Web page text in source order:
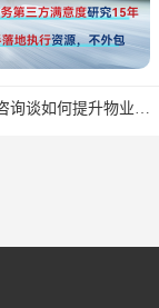
深圳满意度咨询谈如何提升物业满意度